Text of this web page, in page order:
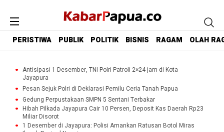
PERISTIWA PUBLIK POLITIK BISNIS RAGAM OLAH
Antisipasi 1 Desember, TNI Polri Patroli 2×24 jam di Kota
Jayapura
Pesan Sejuk Polri di Deklarasi Pemilu Ceria Tanah Papua
Gedung Perpustakaan SMPN 5 Sentani Terbakar
Hibah Pilkada Jayapura Cair 10 Persen, Deposit Kas Daerah Rp23
Miliar Disorot
1 Desember di Jayapura: Polisi Amankan Ratusan Botol Miras